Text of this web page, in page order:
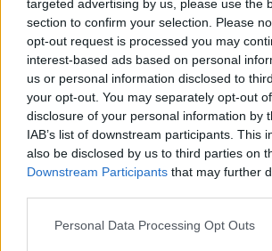
targeted advertising by us, please use the
section to confirm your selection. Please
opt-out request is processed you may
interest-based ads based on personal
us or personal information disclosed to
your opt-out. You may separately opt-out
disclosure of your personal information by
IAB’s list of downstream participants. This
also be disclosed by us to third parties on
Downstream Participants that may further
Personal Data Processing Opt Outs
των ελαιοπαραγωγών στη Χίο
Διαφήμιση